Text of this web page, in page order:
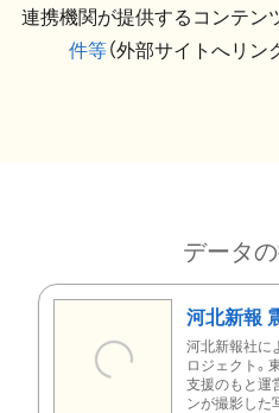
連携機関が提供するコンテン
件等（外部サイトへリン
データ
河北新報
河北新報社に
ロジェクト。
支援のもと運
ンが撮影した